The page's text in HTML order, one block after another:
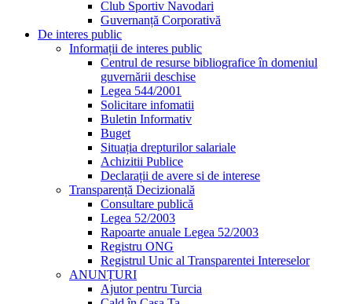
Club Sportiv Navodari
Guvernanță Corporativă
De interes public
Informații de interes public
Centrul de resurse bibliografice în domeniul
guvernării deschise
Legea 544/2001
Solicitare infomatii
Buletin Informativ
Buget
Situația drepturilor salariale
Achizitii Publice
Declarații de avere si de interese
Transparență Decizională
Consultare publică
Legea 52/2003
Rapoarte anuale Legea 52/2003
Registru ONG
Registrul Unic al Transparentei Intereselor
ANUNȚURI
Ajutor pentru Turcia